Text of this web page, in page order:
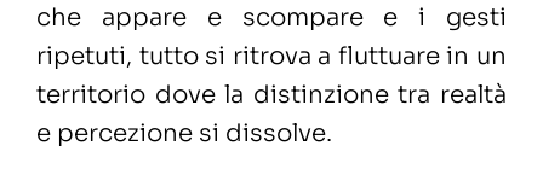
che appare e scompare e i gesti
ripetuti, tutto si ritrova a fluttuare in un
territorio dove la distinzione tra realtà
e percezione si dissolve.